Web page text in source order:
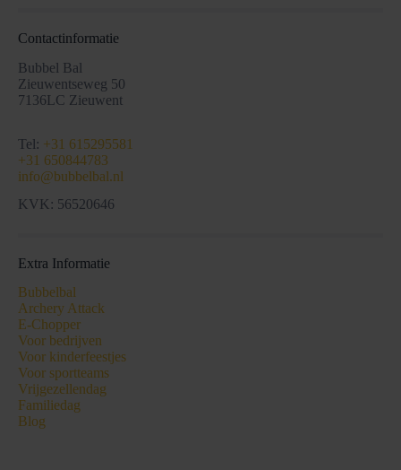
Contactinformatie
Bubbel Bal
Zieuwentseweg 50
7136LC Zieuwent
Tel: +31 615295581
+31 650844783
info@bubbelbal.nl
KVK: 56520646
Extra Informatie
Bubbelbal
Archery Attack
E-Chopper
Voor bedrijven
Voor kinderfeestjes
Voor sportteams
Vrijgezellendag
Familiedag
Blog